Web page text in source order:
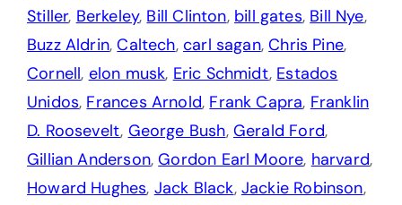
Stiller, Berkeley, Bill Clinton, bill gates, Bill Nye,
Buzz Aldrin,Caltech, carl sagan,Chris Pine,
Cornell, elon musk, Eric Schmidt, Estados
Unidos, Frances Arnold, Frank Capra, Franklin
D. Roosevelt, George Bush, Gerald Ford,
Gillian Anderson,Gordon Earl Moore, harvard,
Howard Hughes, Jack Black, Jackie Robinson,